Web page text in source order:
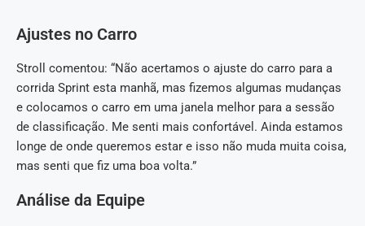
Ajustes no Carro
Stroll comentou: “Não acertamos o ajuste do carro para a
corrida Sprint esta manhã, mas fizemos algumas mudanças
e colocamos o carro em uma janela melhor para a sessão
de classificação. Me senti mais confortável. Ainda estamos
longe de onde queremos estar e isso não muda muita coisa,
mas senti que fiz uma boa volta.”
Análise da Equipe